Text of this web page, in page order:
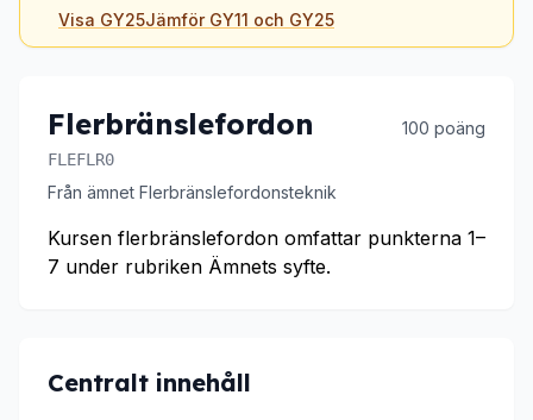
Visa GY25Jämför GY11 och GY25
Flerbränslefordon 100 poäng
FLEFLR0
Från ämnet Flerbränslefordonsteknik
Kursen flerbränslefordon omfattar punkterna 1–
7 under rubriken Ämnets syfte.
Centralt innehåll